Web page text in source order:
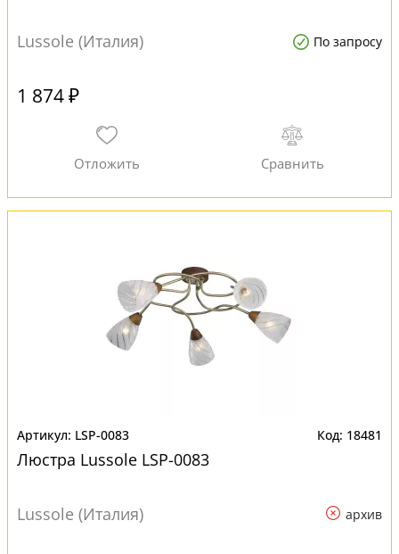
Lussole (Италия) По запросу
1 874 ₽
LSP-0083 18481
Люстра Lussole LSP-0083
Lussole (Италия) архив